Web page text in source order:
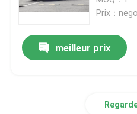
Voiture électrique de SUV
Prix：
meilleur prix